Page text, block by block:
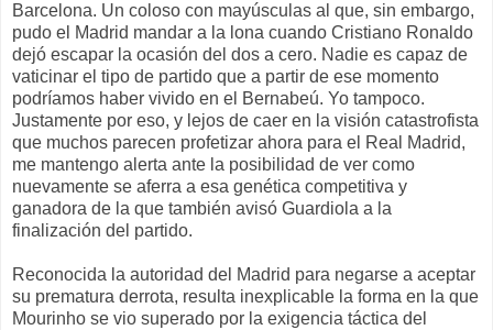
Barcelona. Un coloso con mayúsculas al que, sin embargo,
pudo el Madrid mandar a la lona cuando Cristiano Ronaldo
dejó escapar la ocasión del dos a cero. Nadie es capaz de
vaticinar el tipo de partido que a partir de ese momento
podríamos haber vivido en el Bernabeú. Yo tampoco.
Justamente por eso, y lejos de caer en la visión catastrofista
que muchos parecen profetizar ahora para el Real Madrid,
me mantengo alerta ante la posibilidad de ver como
nuevamente se aferra a esa genética competitiva y
ganadora de la que también avisó Guardiola a la
finalización del partido.
Reconocida la autoridad del Madrid para negarse a aceptar
su prematura derrota, resulta inexplicable la forma en la que
Mourinho se vio superado por la exigencia táctica del